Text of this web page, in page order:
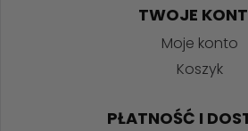
TWOJE
Moje konto
Koszyk
PŁATNOŚĆ I